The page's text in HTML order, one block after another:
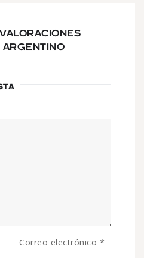
Correo electrónico *